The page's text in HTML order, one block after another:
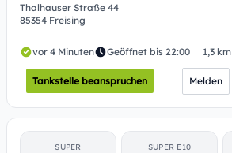
Thalhauser Straße 44
85354 Freising
vor 4 Minuten Geöffnet bis 22:00 1,3 km
Tankstelle beanspruchen Melden
SUPER SUPER E10